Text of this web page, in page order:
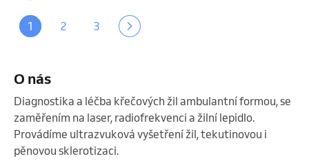
1 2 3
O nás
Diagnostika a léčba křečových žil ambulantní formou, se
zaměřením na laser, radiofrekvenci a žilní lepidlo.
Provádíme ultrazvuková vyšetření žil, tekutinovou i
pěnovou sklerotizaci.